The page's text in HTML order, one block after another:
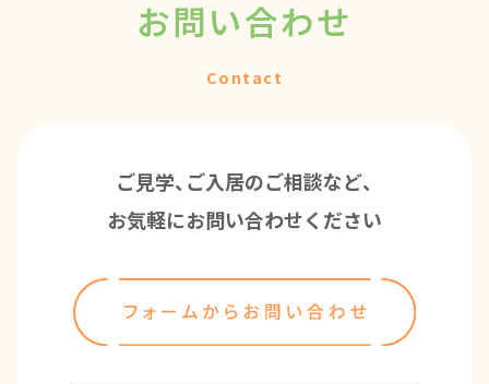
お問い合わせ
Contact
ご見学、ご入居のご相談など、
お気軽にお問い合わせください